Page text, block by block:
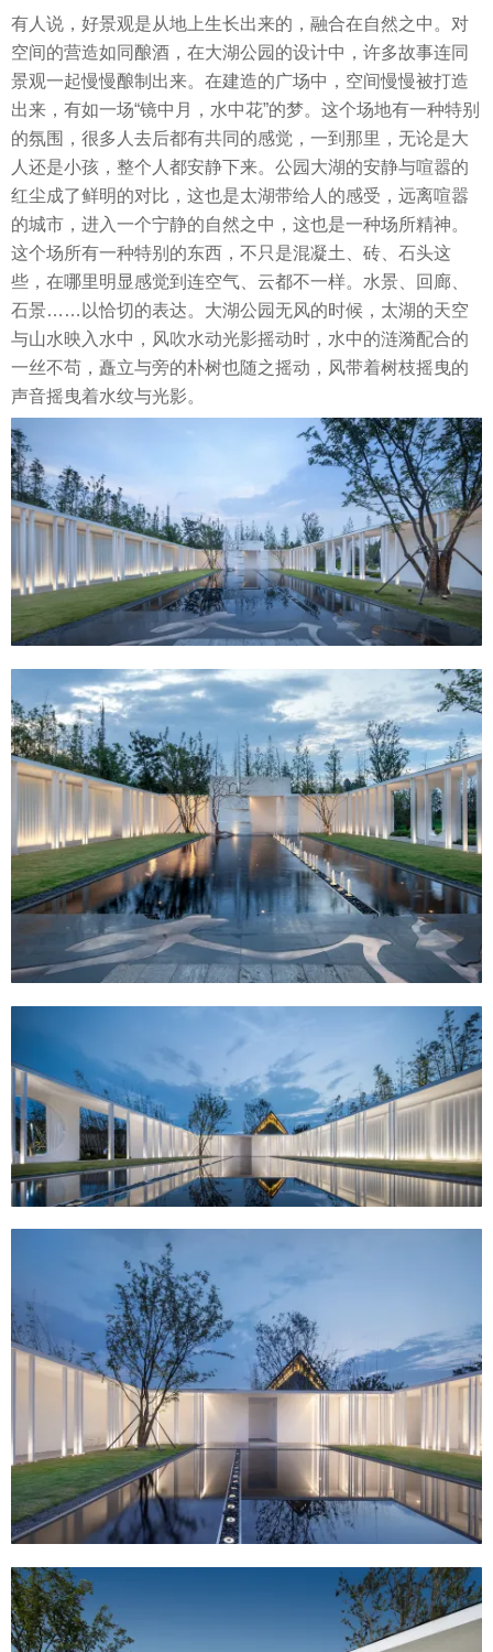
有人说，好景观是从地上生长出来的，融合在自然之中。对
空间的营造如同酿酒，在大湖公园的设计中，许多故事连同
景观一起慢慢酿制出来。在建造的广场中，空间慢慢被打造
出来，有如一场“镜中月，水中花”的梦。这个场地有一种特别
的氛围，很多人去后都有共同的感觉，一到那里，无论是大
人还是小孩，整个人都安静下来。公园大湖的安静与喧嚣的
红尘成了鲜明的对比，这也是太湖带给人的感受，远离喧嚣
的城市，进入一个宁静的自然之中，这也是一种场所精神。
这个场所有一种特别的东西，不只是混凝土、砖、石头这
些，在哪里明显感觉到连空气、云都不一样。水景、回廊、
石景……以恰切的表达。大湖公园无风的时候，太湖的天空
与山水映入水中，风吹水动光影摇动时，水中的涟漪配合的
一丝不苟，矗立与旁的朴树也随之摇动，风带着树枝摇曳的
声音摇曳着水纹与光影。